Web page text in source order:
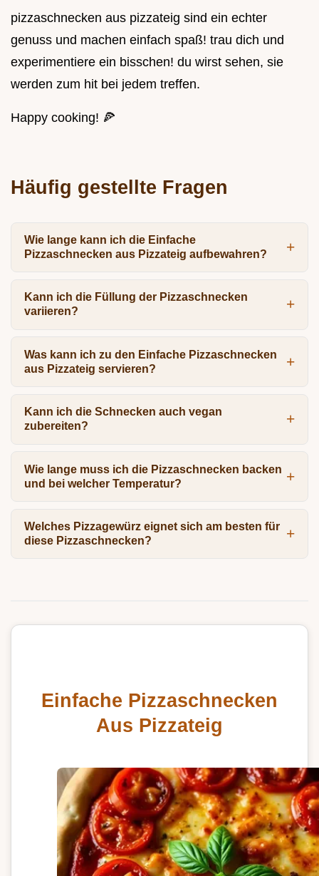
pizzaschnecken aus pizzateig sind ein echter
genuss und machen einfach spaß! trau dich und
experimentiere ein bisschen! du wirst sehen, sie
werden zum hit bei jedem treffen.
Happy cooking! 🍕
Häufig gestellte Fragen
Wie lange kann ich die Einfache
Pizzaschnecken aus Pizzateig aufbewahren?
Kann ich die Füllung der Pizzaschnecken
variieren?
Was kann ich zu den Einfache Pizzaschnecken
aus Pizzateig servieren?
Kann ich die Schnecken auch vegan
zubereiten?
Wie lange muss ich die Pizzaschnecken backen
und bei welcher Temperatur?
Welches Pizzagewürz eignet sich am besten für
diese Pizzaschnecken?
Einfache Pizzaschnecken
Aus Pizzateig